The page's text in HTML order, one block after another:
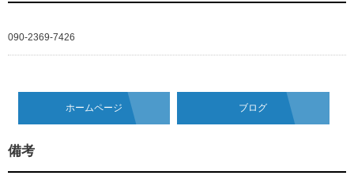
090-2369-7426
ホームページ ブログ
備考